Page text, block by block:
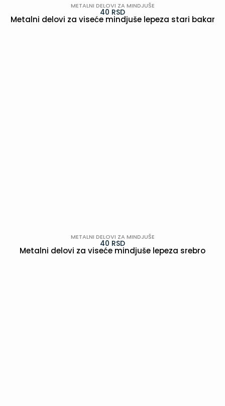
METALNI DELOVI ZA MINDJUŠE
40 RSD
Metalni delovi za viseće mindjuše lepeza stari bakar
METALNI DELOVI ZA MINDJUŠE
40 RSD
Metalni delovi za viseće mindjuše lepeza srebro